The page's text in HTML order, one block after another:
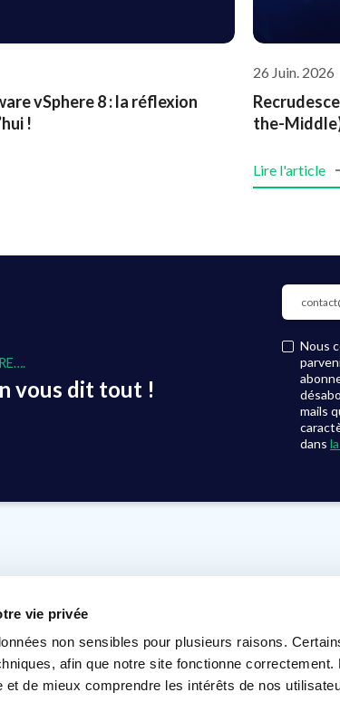
vie privée
non sensibles pour plusieurs raisons.
afin que notre site fonctionne
et de mieux comprendre les intérêts de nos
vSphere 8 : la réflexion
!
26 Juin. 2026
the-
Lire l'article
vous dit tout !
Nous
mails
dans
Voir nos agences